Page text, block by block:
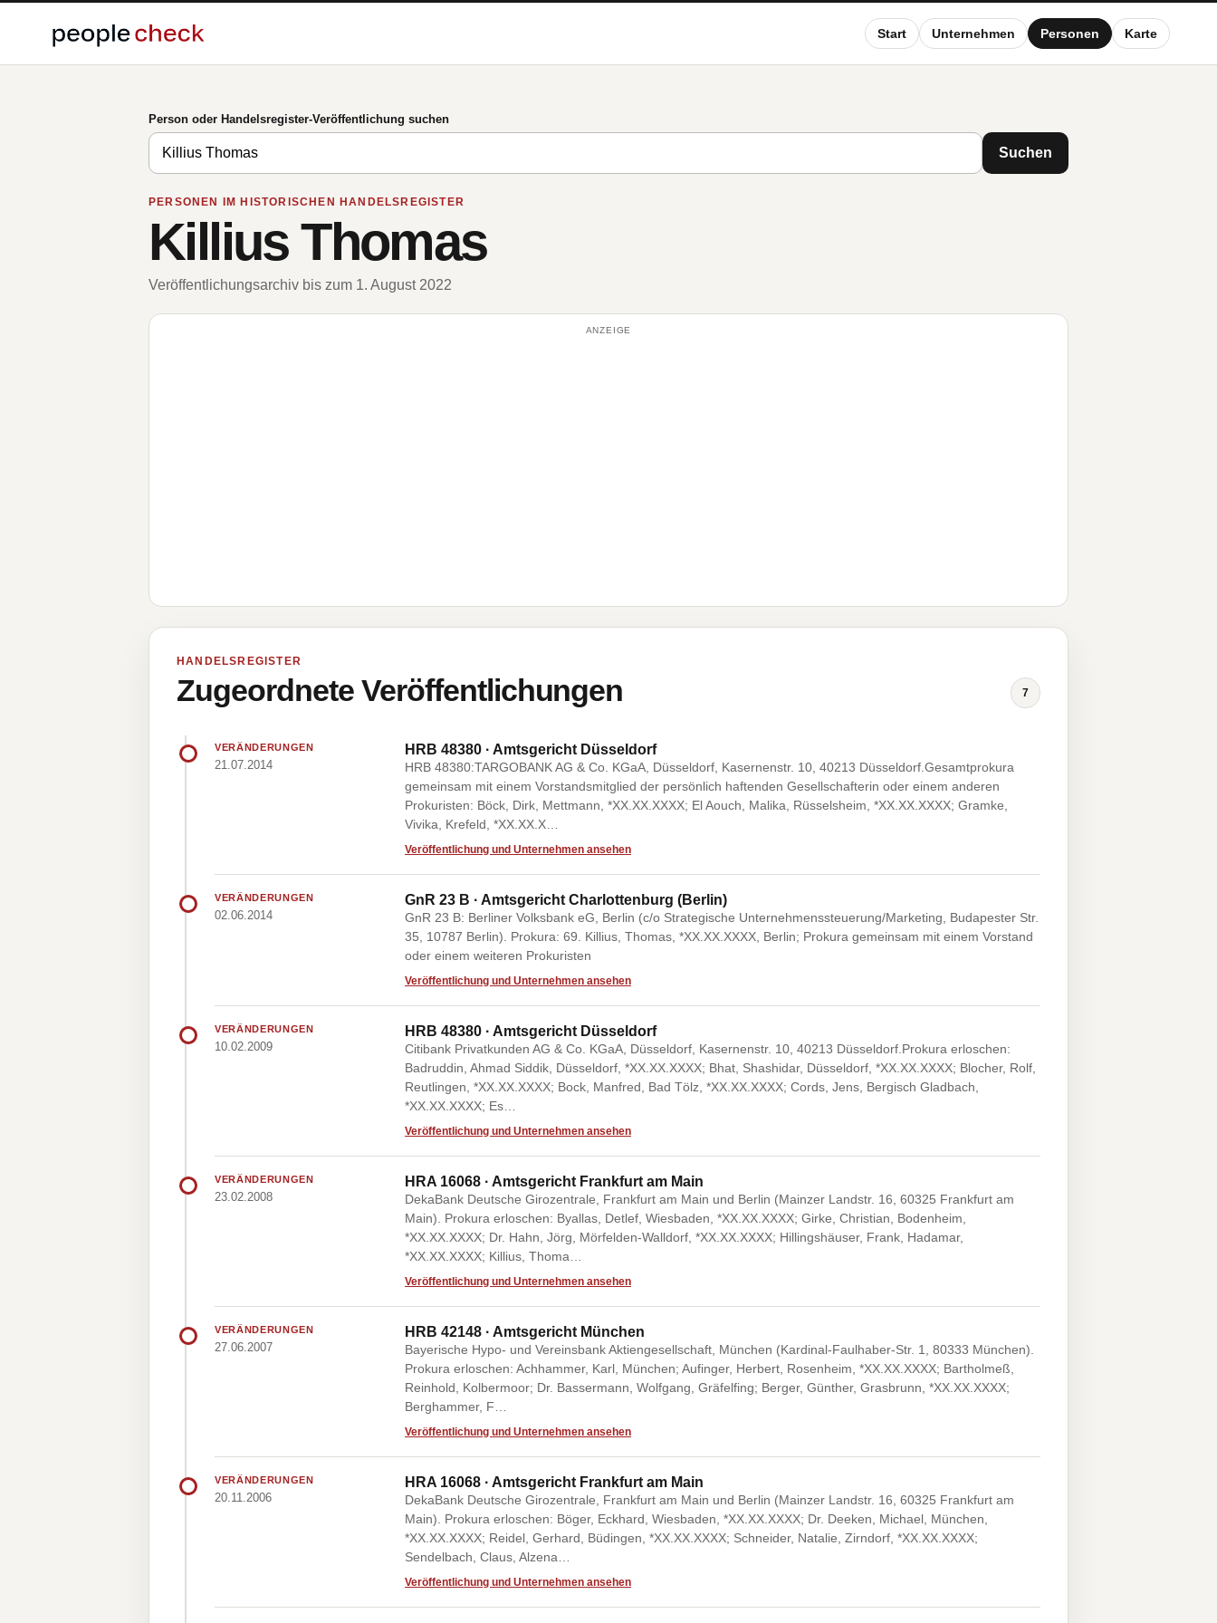
Start Unternehmen Personen Karte
Person oder Handelsregister-Veröffentlichung suchen
Suchen
PERSONEN IM HISTORISCHEN HANDELSREGISTER
Killius Thomas
Veröffentlichungsarchiv bis zum 1. August 2022
ANZEIGE
HANDELSREGISTER
Zugeordnete Veröffentlichungen 7
VERÄNDERUNGEN
21.07.2014
HRB 48380 · Amtsgericht Düsseldorf
HRB 48380:TARGOBANK AG & Co. KGaA, Düsseldorf, Kasernenstr. 10, 40213 Düsseldorf.Gesamtprokura
gemeinsam mit einem Vorstandsmitglied der persönlich haftenden Gesellschafterin oder einem anderen
Prokuristen: Böck, Dirk, Mettmann, *XX.XX.XXXX; El Aouch, Malika, Rüsselsheim, *XX.XX.XXXX; Gramke,
Vivika, Krefeld, *XX.XX.X…
Veröffentlichung und Unternehmen ansehen
VERÄNDERUNGEN
02.06.2014
GnR 23 B · Amtsgericht Charlottenburg (Berlin)
GnR 23 B: Berliner Volksbank eG, Berlin (c/o Strategische Unternehmenssteuerung/Marketing, Budapester Str.
35, 10787 Berlin). Prokura: 69. Killius, Thomas, *XX.XX.XXXX, Berlin; Prokura gemeinsam mit einem Vorstand
oder einem weiteren Prokuristen
Veröffentlichung und Unternehmen ansehen
VERÄNDERUNGEN
10.02.2009
HRB 48380 · Amtsgericht Düsseldorf
Citibank Privatkunden AG & Co. KGaA, Düsseldorf, Kasernenstr. 10, 40213 Düsseldorf.Prokura erloschen:
Badruddin, Ahmad Siddik, Düsseldorf, *XX.XX.XXXX; Bhat, Shashidar, Düsseldorf, *XX.XX.XXXX; Blocher, Rolf,
Reutlingen, *XX.XX.XXXX; Bock, Manfred, Bad Tölz, *XX.XX.XXXX; Cords, Jens, Bergisch Gladbach,
*XX.XX.XXXX; Es…
Veröffentlichung und Unternehmen ansehen
VERÄNDERUNGEN
23.02.2008
HRA 16068 · Amtsgericht Frankfurt am Main
DekaBank Deutsche Girozentrale, Frankfurt am Main und Berlin (Mainzer Landstr. 16, 60325 Frankfurt am
Main). Prokura erloschen: Byallas, Detlef, Wiesbaden, *XX.XX.XXXX; Girke, Christian, Bodenheim,
*XX.XX.XXXX; Dr. Hahn, Jörg, Mörfelden-Walldorf, *XX.XX.XXXX; Hillingshäuser, Frank, Hadamar,
*XX.XX.XXXX; Killius, Thoma…
Veröffentlichung und Unternehmen ansehen
VERÄNDERUNGEN
27.06.2007
HRB 42148 · Amtsgericht München
Bayerische Hypo- und Vereinsbank Aktiengesellschaft, München (Kardinal-Faulhaber-Str. 1, 80333 München).
Prokura erloschen: Achhammer, Karl, München; Aufinger, Herbert, Rosenheim, *XX.XX.XXXX; Bartholmeß,
Reinhold, Kolbermoor; Dr. Bassermann, Wolfgang, Gräfelfing; Berger, Günther, Grasbrunn, *XX.XX.XXXX;
Berghammer, F…
Veröffentlichung und Unternehmen ansehen
VERÄNDERUNGEN
20.11.2006
HRA 16068 · Amtsgericht Frankfurt am Main
DekaBank Deutsche Girozentrale, Frankfurt am Main und Berlin (Mainzer Landstr. 16, 60325 Frankfurt am
Main). Prokura erloschen: Böger, Eckhard, Wiesbaden, *XX.XX.XXXX; Dr. Deeken, Michael, München,
*XX.XX.XXXX; Reidel, Gerhard, Büdingen, *XX.XX.XXXX; Schneider, Natalie, Zirndorf, *XX.XX.XXXX;
Sendelbach, Claus, Alzena…
Veröffentlichung und Unternehmen ansehen